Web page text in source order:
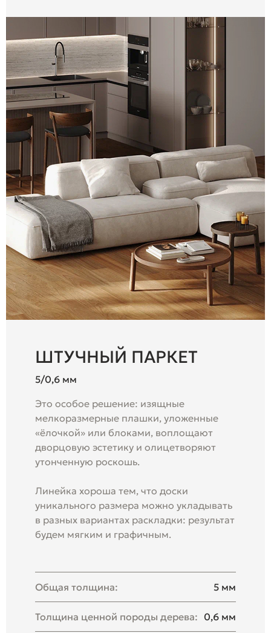
ШТУЧНЫЙ ПАРКЕТ
5/0,6 мм
Это особое решение: изящные
мелкоразмерные плашки, уложенные
«ёлочкой» или блоками, воплощают
дворцовую эстетику и олицетворяют
утонченную роскошь.
Линейка хороша тем, что доски
уникального размера можно укладывать
в разных вариантах раскладки: результат
будем мягким и графичным.
Общая толщина: 5 мм
Толщина ценной породы дерева: 0,6 мм